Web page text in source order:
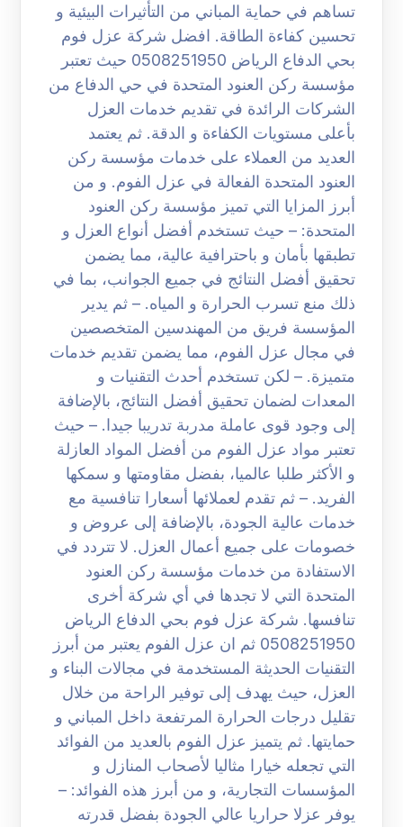
تساهم في حماية المباني من التأثيرات البيئية و
تحسين كفاءة الطاقة. افضل شركة عزل فوم
بحي الدفاع الرياض 0508251950 حيث تعتبر
مؤسسة ركن العنود المتحدة في حي الدفاع من
الشركات الرائدة في تقديم خدمات العزل
بأعلى مستويات الكفاءة و الدقة. ثم يعتمد
العديد من العملاء على خدمات مؤسسة ركن
العنود المتحدة الفعالة في عزل الفوم. و من
أبرز المزايا التي تميز مؤسسة ركن العنود
المتحدة: – حيث تستخدم أفضل أنواع العزل و
تطبقها بأمان و باحترافية عالية، مما يضمن
تحقيق أفضل النتائج في جميع الجوانب، بما في
ذلك منع تسرب الحرارة و المياه. – ثم يدير
المؤسسة فريق من المهندسين المتخصصين
في مجال عزل الفوم، مما يضمن تقديم خدمات
متميزة. – لكن تستخدم أحدث التقنيات و
المعدات لضمان تحقيق أفضل النتائج، بالإضافة
إلى وجود قوى عاملة مدربة تدريبا جيدا. – حيث
تعتبر مواد عزل الفوم من أفضل المواد العازلة
و الأكثر طلبا عالميا، بفضل مقاومتها و سمكها
الفريد. – ثم تقدم لعملائها أسعارا تنافسية مع
خدمات عالية الجودة، بالإضافة إلى عروض و
خصومات على جميع أعمال العزل. لا تتردد في
الاستفادة من خدمات مؤسسة ركن العنود
المتحدة التي لا تجدها في أي شركة أخرى
تنافسها. شركة عزل فوم بحي الدفاع الرياض
0508251950 ثم ان عزل الفوم يعتبر من أبرز
التقنيات الحديثة المستخدمة في مجالات البناء و
العزل، حيث يهدف إلى توفير الراحة من خلال
تقليل درجات الحرارة المرتفعة داخل المباني و
حمايتها. ثم يتميز عزل الفوم بالعديد من الفوائد
التي تجعله خيارا مثاليا لأصحاب المنازل و
المؤسسات التجارية، و من أبرز هذه الفوائد: –
يوفر عزلا حراريا عالي الجودة بفضل قدرته